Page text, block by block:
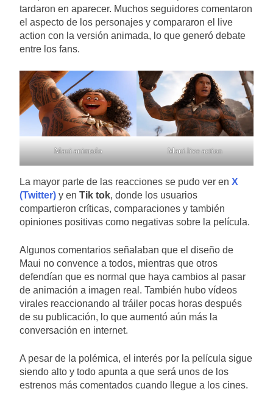
tardaron en aparecer. Muchos seguidores comentaron
el aspecto de los personajes y compararon el live
action con la versión animada, lo que generó debate
entre los fans.
Maui animado Maui live action
La mayor parte de las reacciones se pudo ver en X
(Twitter) y en Tik tok, donde los usuarios
compartieron críticas, comparaciones y también
opiniones positivas como negativas sobre la película.
Algunos comentarios señalaban que el diseño de
Maui no convence a todos, mientras que otros
defendían que es normal que haya cambios al pasar
de animación a imagen real. También hubo vídeos
virales reaccionando al tráiler pocas horas después
de su publicación, lo que aumentó aún más la
conversación en internet.
A pesar de la polémica, el interés por la película sigue
siendo alto y todo apunta a que será unos de los
estrenos más comentados cuando llegue a los cines.